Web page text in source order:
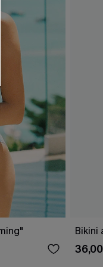
Bikini
e-mail di marketing (compresi
i nostri
come i pixel
valutare il livello di
che potrebbero interessarti,
. Puoi annullare l'iscrizione in